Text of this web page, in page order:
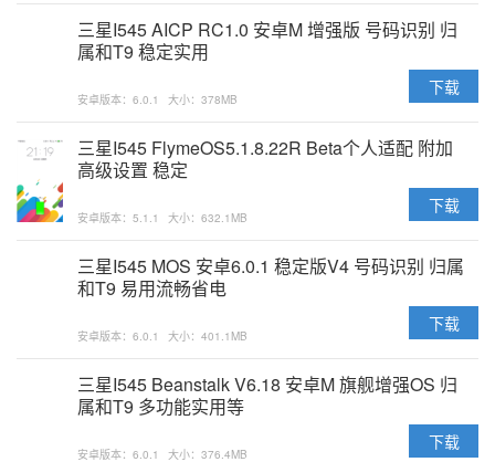
三星I545 AICP RC1.0 安卓M 增强版 号码识别 归
属和T9 稳定实用
安卓版本：6.0.1 大小：378MB
下载
三星I545 FlymeOS5.1.8.22R Beta个人适配 附加
高级设置 稳定
安卓版本：5.1.1 大小：632.1MB
下载
三星I545 MOS 安卓6.0.1 稳定版V4 号码识别 归属
和T9 易用流畅省电
安卓版本：6.0.1 大小：401.1MB
下载
三星I545 Beanstalk V6.18 安卓M 旗舰增强OS 归
属和T9 多功能实用等
安卓版本：6.0.1 大小：376.4MB
下载